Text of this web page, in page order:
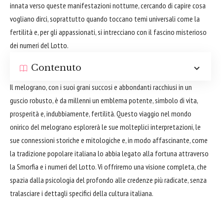
innata verso queste manifestazioni notturne, cercando di capire cosa
vogliano dirci, soprattutto quando toccano temi universali come la
fertilità e, per gli appassionati, si intrecciano con il fascino misterioso
dei numeri del Lotto.
Contenuto
Il melograno, con i suoi grani succosi e abbondanti racchiusi in un
guscio robusto, è da millenni un emblema potente, simbolo di vita,
prosperità e, indubbiamente, fertilità. Questo viaggio nel mondo
onirico del melograno esplorerà le sue molteplici interpretazioni, le
sue connessioni storiche e mitologiche e, in modo affascinante, come
la tradizione popolare italiana lo abbia legato alla fortuna attraverso
la Smorfia e i numeri del Lotto. Vi offriremo una visione completa, che
spazia dalla psicologia del profondo alle credenze più radicate, senza
tralasciare i dettagli specifici della cultura italiana.